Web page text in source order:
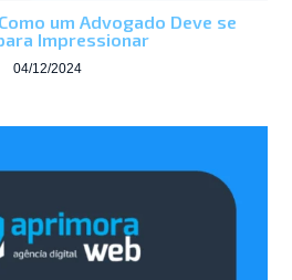
um Advogado Deve se
Impressionar
04/12/2024